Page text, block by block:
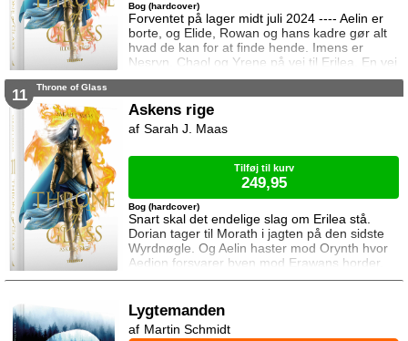
Forventet på lager midt juli 2024 ---- Aelin er
borte, og Elide, Rowan og hans kadre gør alt
hvad de kan for at finde hende. Imens er
Nesryn, Chaol og Yrene på vej til Erilea. En vej
der fører dem forbi Chaols barndomshjem
kæmper Aedion mod Erawans fremrykkende
styrker og sin vrede over den aftale Aelin og
Lysandra har indgået. Og Dorian og Manon
Bog (hardcover)
11 Throne of Glass
Askens rige
Snart skal det endelige slag om Erilea stå.
Dorian tager til Morath i jagten på den sidste
Wyrdnøgle. Og Aelin haster mod Orynth hvor
Aedion forsvarer byen mod Erawans horder.
Heldigvis er han ikke alene. Men kan deres
mod Erawans rædsler?
Bog (hardcover)
Sarah J. Maas
Tilføj til kurv
249,95
Lygtemanden
Martin Schmidt